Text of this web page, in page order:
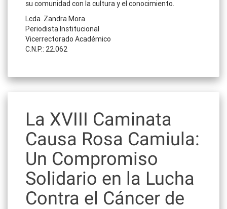
su comunidad con la cultura y el conocimiento.
Lcda. Zandra Mora
Periodista Institucional
Vicerrectorado Académico
C.N.P.: 22.062
La XVIII Caminata
Causa Rosa Camiula:
Un Compromiso
Solidario en la Lucha
Contra el Cáncer de